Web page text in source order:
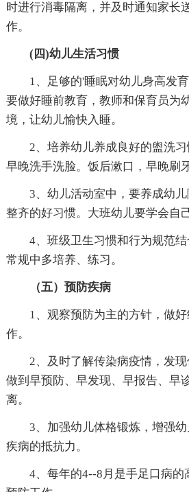
时进行消毒隔离，并及时通知家长
作。
(四)幼儿生活习惯
1、足够的'睡眠对幼儿身高发
要做好睡前教育，教师和保育员为
境，让幼儿愉快入睡。
2、培养幼儿养成良好的盥洗习
早晚洗手洗脸。饭后漱口，早晚刷牙
3、幼儿活动室中，要养成幼
整齐的好习惯。大班幼儿要学会自
4、班级卫生习惯和行为规范
常规中多培养、练习。
（五）预防疾病
1、观察预防为主的方针，做
作。
2、及时了解传染病疫情，发现
做到早预防、早发现、早报告、早
离。
3、加强幼儿体格锻炼，增强
疾病的抵抗力。
4、每年的4--8月是手足口病的